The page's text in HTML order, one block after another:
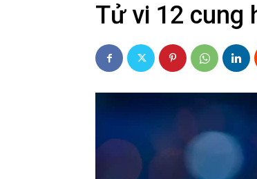
Tử vi 12 cung